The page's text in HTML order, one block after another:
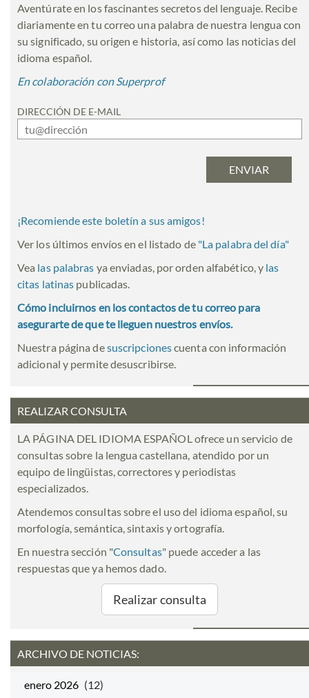
Aventúrate en los fascinantes secretos del lenguaje. Recibe
diariamente en tu correo una palabra de nuestra lengua con
su significado, su origen e historia, así como las noticias del
idioma español.
En colaboración con Superprof
DIRECCIÓN DE E-MAIL
¡Recomiende este boletín a sus amigos!
Ver los últimos envíos en el listado de "La palabra del día"
Vea las palabras ya enviadas, por orden alfabético, y las
citas latinas publicadas.
Cómo incluirnos en los contactos de tu correo para
asegurarte de que te lleguen nuestros envíos.
Nuestra página desuscripcionescuenta con información
adicional y permite desuscribirse.
REALIZAR CONSULTA
LA PÁGINA DEL IDIOMA ESPAÑOL ofrece un servicio de
consultas sobre la lengua castellana, atendido por un
equipo de lingüistas, correctores y periodistas
especializados.
Atendemos consultas sobre el uso del idioma español, su
morfología, semántica, sintaxis y ortografía.
En nuestra sección "Consultas" puede acceder a las
respuestas que ya hemos dado.
Realizar consulta
ARCHIVO DE NOTICIAS:
enero 2026 (12)